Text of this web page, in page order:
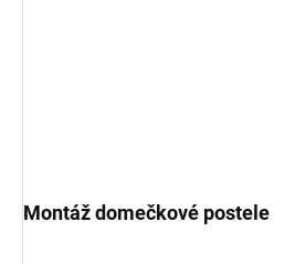
Montáž domečkové postele